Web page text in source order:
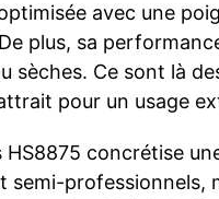
avec une
plus, sa
sèches. Ce sont là
pour un usage
concrétise
semi-professionnels,